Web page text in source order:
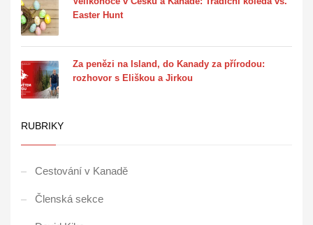
Easter Hunt
Za penězi na Island, do Kanady za přírodou:
rozhovor s Eliškou a Jirkou
RUBRIKY
Cestování v Kanadě
Členská sekce